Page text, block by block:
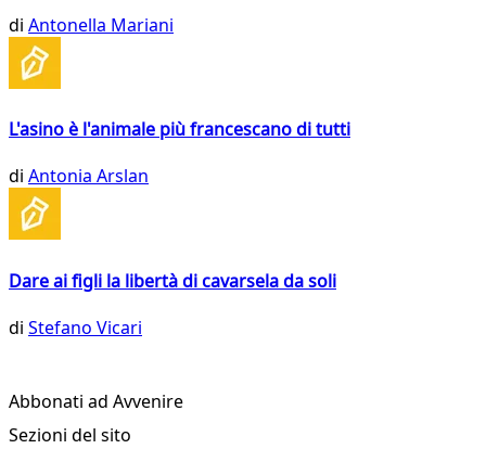
di Antonella Mariani
L'asino è l'animale più francescano di tutti
di Antonia Arslan
Dare ai figli la libertà di cavarsela da soli
di Stefano Vicari
Abbonati ad Avvenire
Sezioni del sito